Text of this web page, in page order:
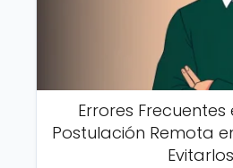
Errores
Postulación Remota
Evitarlos